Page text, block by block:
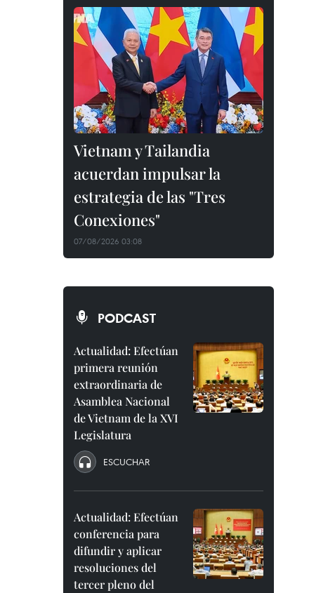
Vietnam y Tailandia
acuerdan impulsar la
estrategia de las "Tres
Conexiones"
07/08/2026 03:08
PODCAST
Actualidad: Efectúan
primera reunión
extraordinaria de
Asamblea Nacional
de Vietnam de la XVI
Legislatura
ESCUCHAR
Actualidad: Efectúan
conferencia para
difundir y aplicar
resoluciones del
tercer pleno del